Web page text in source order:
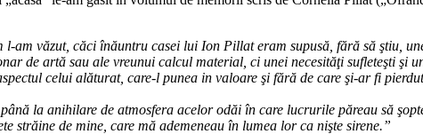
am văzut, căci înăuntru casei lui Ion Pillat eram supusă, fără să ştiu,
de artă sau ale vreunui calcul material, ci unei necesităţi sufleteşti şi
celui alăturat, care-l punea in valoare şi fără de care şi-ar fi
la anihilare de atmosfera acelor odăi în care lucrurile păreau să
străine de mine, care mă ademeneau în lumea lor ca nişte sirene.”